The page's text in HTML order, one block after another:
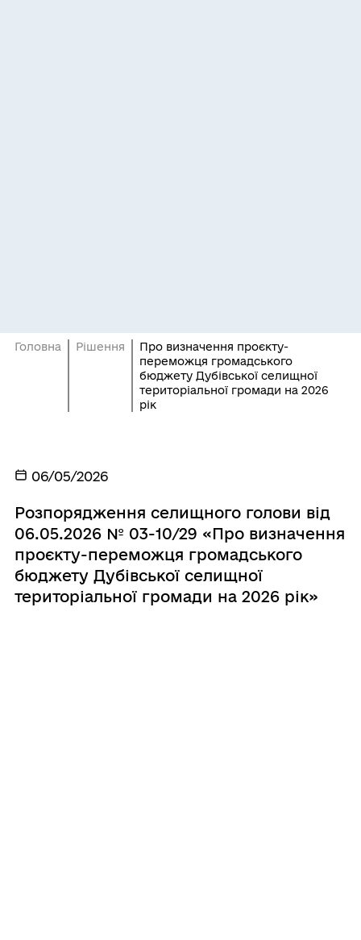
Головна Рішення
Про визначення проєкту-
переможця громадського
бюджету Дубівської селищної
територіальної громади на 2026
рік
06/05/2026
Розпорядження селищного голови від
06.05.2026 № 03-10/29 «Про визначення
проєкту-переможця громадського
бюджету Дубівської селищної
територіальної громади на 2026 рік»